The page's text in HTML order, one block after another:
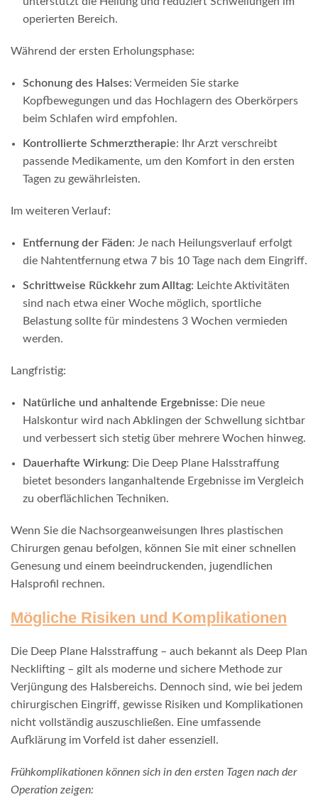
operierten Bereich.
Während der ersten Erholungsphase:
Schonung des Halses: Vermeiden Sie starke
Kopfbewegungen und das Hochlagern des Oberkörpers
beim Schlafen wird empfohlen.
Kontrollierte Schmerztherapie: Ihr Arzt verschreibt
passende Medikamente, um den Komfort in den ersten
Tagen zu gewährleisten.
Im weiteren Verlauf:
Entfernung der Fäden: Je nach Heilungsverlauf erfolgt
die Nahtentfernung etwa 7 bis 10 Tage nach dem Eingriff.
Schrittweise Rückkehr zum Alltag: Leichte Aktivitäten
sind nach etwa einer Woche möglich, sportliche
Belastung sollte für mindestens 3 Wochen vermieden
werden.
Langfristig:
Natürliche und anhaltende Ergebnisse: Die neue
Halskontur wird nach Abklingen der Schwellung sichtbar
und verbessert sich stetig über mehrere Wochen hinweg.
Dauerhafte Wirkung: Die Deep Plane Halsstraffung
bietet besonders langanhaltende Ergebnisse im Vergleich
zu oberflächlichen Techniken.
Wenn Sie die Nachsorgeanweisungen Ihres plastischen
Chirurgen genau befolgen, können Sie mit einer schnellen
Genesung und einem beeindruckenden, jugendlichen
Halsprofil rechnen.
Mögliche Risiken und Komplikationen
Die Deep Plane Halsstraffung – auch bekannt als Deep Plan
Necklifting – gilt als moderne und sichere Methode zur
Verjüngung des Halsbereichs. Dennoch sind, wie bei jedem
chirurgischen Eingriff, gewisse Risiken und Komplikationen
nicht vollständig auszuschließen. Eine umfassende
Aufklärung im Vorfeld ist daher essenziell.
Frühkomplikationen können sich in den ersten Tagen nach der
Operation zeigen: